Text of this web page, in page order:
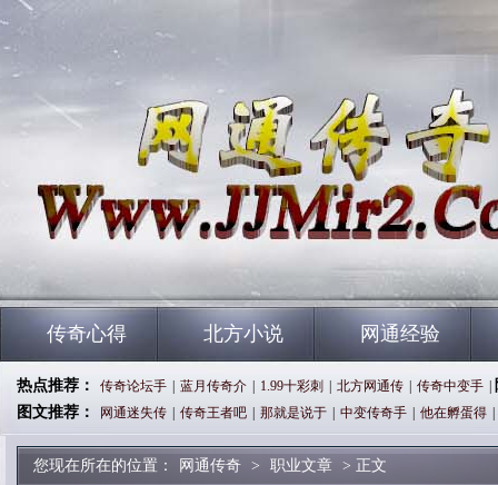
传奇心得 北方小说 网通经验
热点推荐： 传奇论坛手 蓝月传奇介 1.99十彩刺 北方网通传 传奇中变手
图文推荐：
网通迷失传 传奇王者吧 那就是说于 中变传奇手 他在孵蛋得
您现在所在的位置： 网通传奇 > 职业文章 > 正文